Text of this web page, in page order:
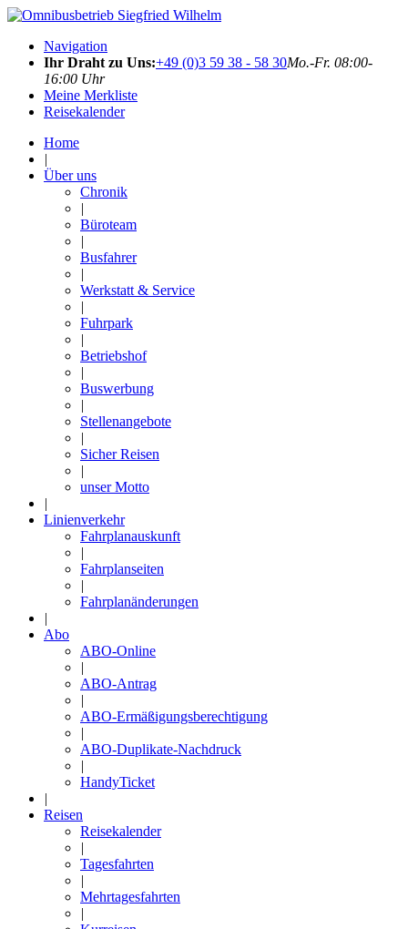
Navigation
Ihr Draht zu Uns:+49 (0)3 59 38 - 58 30Mo.-Fr. 08:00-
16:00 Uhr
Meine Merkliste
Reisekalender
Home
|
Über uns
Chronik
|
Büroteam
|
Busfahrer
|
Werkstatt & Service
|
Fuhrpark
|
Betriebshof
|
Buswerbung
|
Stellenangebote
|
Sicher Reisen
|
unser Motto
|
Linienverkehr
Fahrplanauskunft
|
Fahrplanseiten
|
Fahrplanänderungen
|
Abo
ABO-Online
|
ABO-Antrag
|
ABO-Ermäßigungsberechtigung
|
ABO-Duplikate-Nachdruck
|
HandyTicket
|
Reisen
Reisekalender
|
Tagesfahrten
|
Mehrtagesfahrten
|